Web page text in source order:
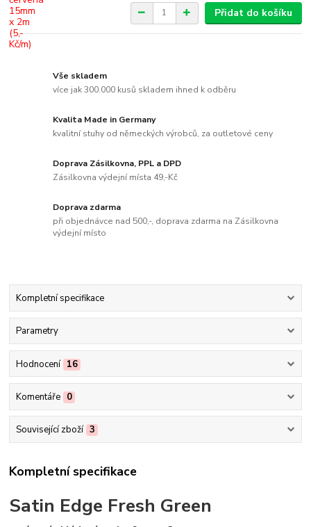
Přidat do košíku
Vše skladem
více jak 300.000 kusů skladem ihned k odběru
Kvalita Made in Germany
kvalitní stuhy od německých výrobců, za outletové ceny
Doprava Zásilkovna, PPL a DPD
Zásilkovna výdejní místa 49,-Kč
Doprava zdarma
při objednávce nad 500,-, doprava zdarma na Zásilkovna
výdejní místo
Kompletní specifikace
Parametry
Hodnocení 16
Komentáře 0
Související zboží 3
Kompletní specifikace
Satin Edge Fresh Green